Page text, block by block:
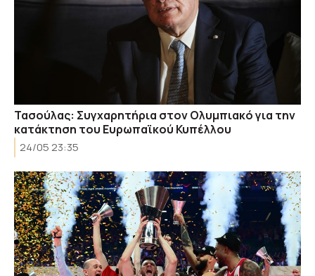
Τασούλας: Συγχαρητήρια στον Ολυμπιακό για την
κατάκτηση του Ευρωπαϊκού Κυπέλλου
24/05 23:35